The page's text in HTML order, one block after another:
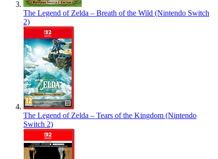
The Legend of Zelda – Breath of the Wild (Nintendo Switch
2)
The Legend of Zelda – Tears of the Kingdom (Nintendo
Switch 2)